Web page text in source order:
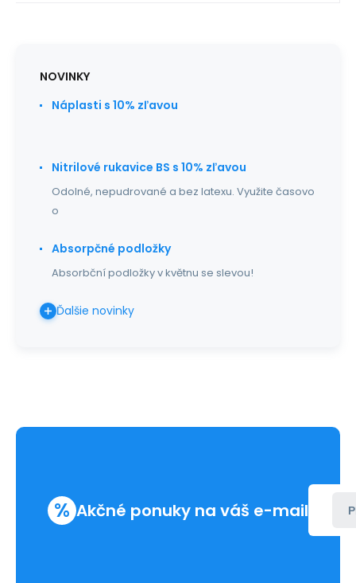
NOVINKY
Náplasti s 10% zľavou
Nitrilové rukavice BS s 10% zľavou
Odolné, nepudrované a bez latexu. Využite časovo
o
Absorpčné podložky
Absorbční podložky v květnu se slevou!
Ďalšie novinky
% Akčné ponuky na váš e-mail